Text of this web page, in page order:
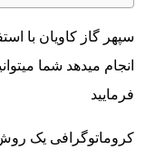
سپهر گاز کاویان با
فرمایید
کروماتوگرافی یک